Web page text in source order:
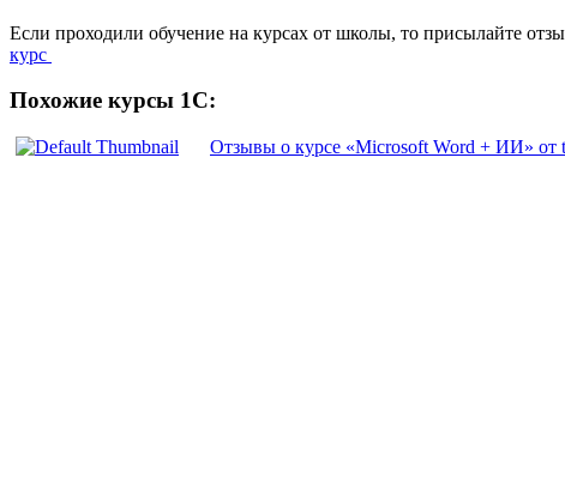
Если проходили обучение на курсах от школы, то присылайте
курс
Похожие курсы 1С:
Отзывы о курсе «Microsoft Word + ИИ» от